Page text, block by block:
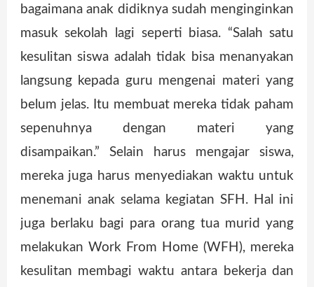
bagaimana anak didiknya sudah menginginkan
masuk sekolah lagi seperti biasa. “Salah satu
kesulitan siswa adalah tidak bisa menanyakan
langsung kepada guru mengenai materi yang
belum jelas. Itu membuat mereka tidak paham
sepenuhnya dengan materi yang
disampaikan.” Selain harus mengajar siswa,
mereka juga harus menyediakan waktu untuk
menemani anak selama kegiatan SFH. Hal ini
juga berlaku bagi para orang tua murid yang
melakukan Work From Home (WFH), mereka
kesulitan membagi waktu antara bekerja dan